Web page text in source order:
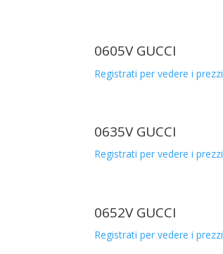
0605V GUCCI
Registrati per vedere i prezzi
0635V GUCCI
Registrati per vedere i prezzi
0652V GUCCI
Registrati per vedere i prezzi